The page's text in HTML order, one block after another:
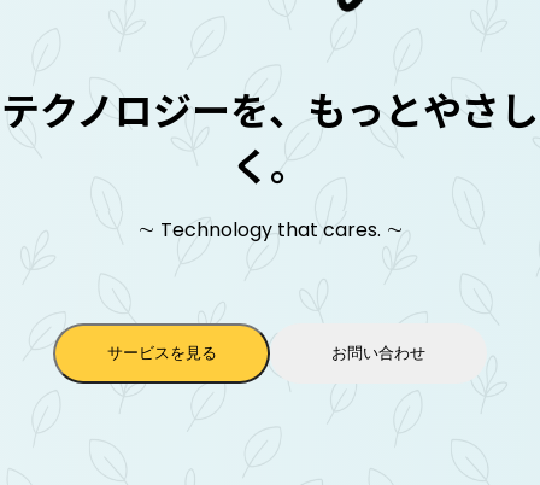
テクノロジーを、もっとやさし
く。
∼ Technology that cares. ∼
サービスを見る お問い合わせ